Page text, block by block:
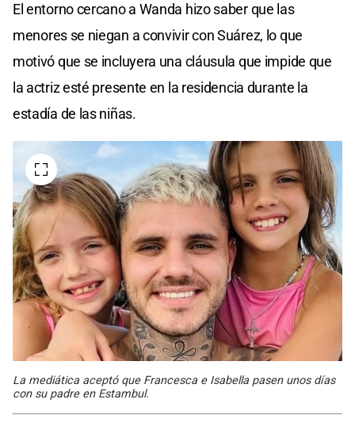
El entorno cercano a Wanda hizo saber que las
menores se niegan a convivir con Suárez, lo que
motivó que se incluyera una cláusula que impide que
la actriz esté presente en la residencia durante la
estadía de las niñas.
La mediática aceptó que Francesca e Isabella pasen unos días
con su padre en Estambul.